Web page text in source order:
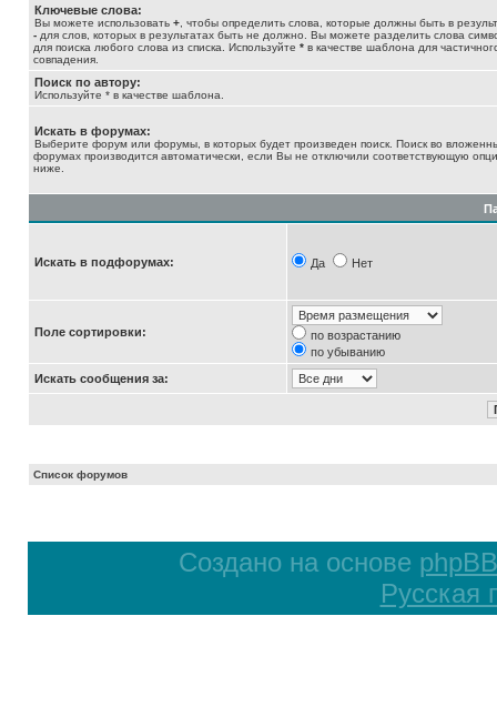
Ключевые слова:
Вы можете использовать + , чтобы определить слова, которые должны быть в
- для слов, которых в результатах быть не должно. Вы можете разделить слова
для поиска любого слова из списка. Используйте * в качестве шаблона для
совпадения.
Поиск по автору:
Используйте * в качестве шаблона.
Искать в форумах:
Выберите форум или форумы, в которых будет произведен поиск. Поиск во
форумах производится автоматически, если Вы не отключили соответствующую
ниже.
Искать в подфорумах: Да Нет
Поле сортировки:
по возрастанию
по убыванию
Искать сообщения за:
Список форумов
Создано на основе phpBB
Русская